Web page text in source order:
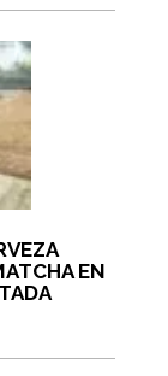
EN